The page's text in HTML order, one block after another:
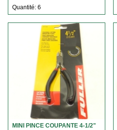
Quantité: 6
MINI PINCE COUPANTE 4-1/2"